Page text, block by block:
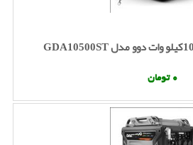
0 تومان